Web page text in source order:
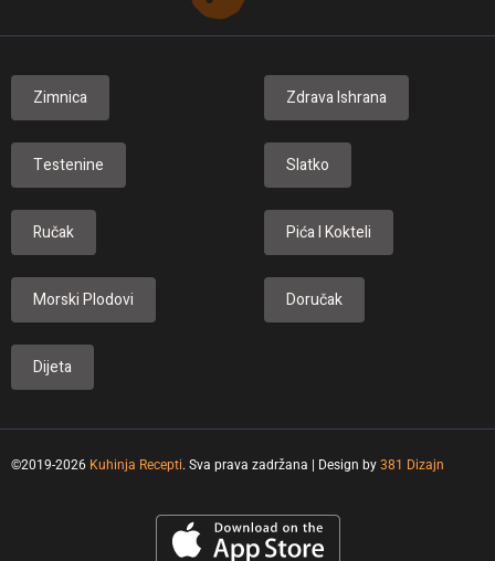
Zimnica Zdrava Ishrana
Testenine Slatko
Ručak Pića I Kokteli
Morski Plodovi Doručak
Dijeta
©2019-2026 Kuhinja Recepti. Sva prava zadržana | Design by 381 Dizajn